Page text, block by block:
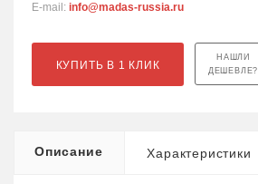
E-mail: info@madas-russia.ru
КУПИТЬ В 1 КЛИК
НАШЛИ
ДЕШЕВЛЕ?
Описание Характеристики